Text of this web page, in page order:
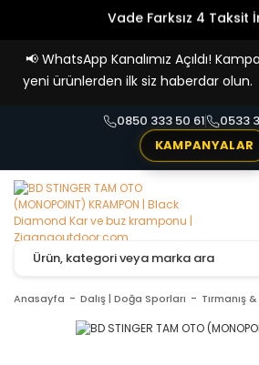
Vade Farksız 4 Taksit
📢 WhatsApp Kanalımız Açıldı!
yeni ürünlerden ilk siz haberdar olun.
0850 333 50 61
0533
KAMPANYALAR
Anasayfa Dalış | Doğa Sporları Tırmanış